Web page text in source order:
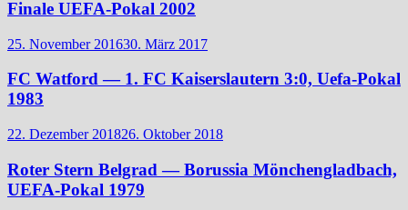
Finale UEFA-Pokal 2002
25. November 201630. März 2017
FC Watford — 1. FC Kaiserslautern 3:0, Uefa-Pokal
1983
22. Dezember 201826. Oktober 2018
Roter Stern Belgrad — Borussia Mönchengladbach,
UEFA-Pokal 1979